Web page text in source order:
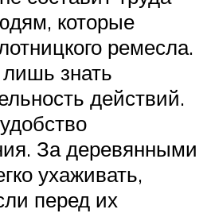
которые
ремесла.
знать
действий.
За деревянными
ухаживать,
перед их